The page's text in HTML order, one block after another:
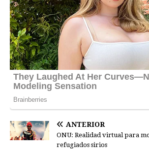
ANTERIOR
ONU: Realidad virtual para
refugiados sirios